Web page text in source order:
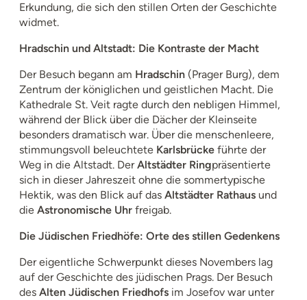
Erkundung, die sich den stillen Orten der Geschichte
widmet.
Hradschin und Altstadt: Die Kontraste der Macht
Der Besuch begann am Hradschin (Prager Burg), dem
Zentrum der königlichen und geistlichen Macht. Die
Kathedrale St. Veit ragte durch den nebligen Himmel,
während der Blick über die Dächer der Kleinseite
besonders dramatisch war. Über die menschenleere,
stimmungsvoll beleuchtete Karlsbrücke führte der
Weg in die Altstadt. DerAltstädter Ringpräsentierte
sich in dieser Jahreszeit ohne die sommertypische
Hektik, was den Blick auf das Altstädter Rathaus und
die Astronomische Uhr freigab.
Die Jüdischen Friedhöfe: Orte des stillen Gedenkens
Der eigentliche Schwerpunkt dieses Novembers lag
auf der Geschichte des jüdischen Prags. Der Besuch
des Alten Jüdischen Friedhofs im Josefov war unter